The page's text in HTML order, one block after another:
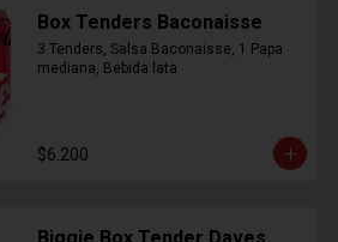
Box Tenders Baconaisse
3 Tenders, Salsa Baconaisse, 1 Papa
mediana, Bebida lata
$6.200